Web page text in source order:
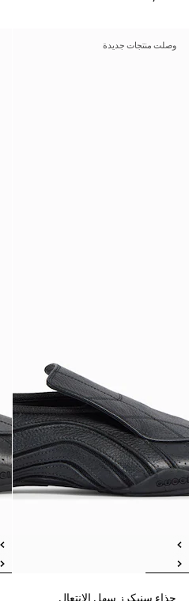
وصلت منتجات جديدة
حذاء سنيكرز سهل الانتعال